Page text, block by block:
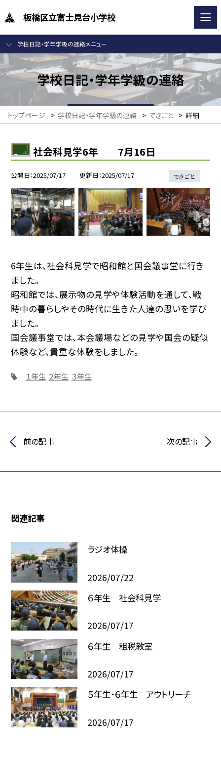
板橋区立富士見台小学校
学校日記・学年学級の連絡メニュー
学校日記・学年学級の連絡
トップページ > 学校日記・学年学級の連絡 > できごと > 詳細
社会科見学6年 7月16日
公開日 2025/07/17 更新日 2025/07/17 できごと
6年生は、社会科見学で昭和館と国会議事堂に行き
ました。
昭和館では、展示物の見学や体験活動を通して、戦
時中の暮らしやその時代に生きた人達の思いを学び
ました。
国会議事堂では、本会議場などの見学や国会の疑似
体験など、貴重な体験をしました。
１年生 ２年生 ３年生
前の記事 次の記事
関連記事
ラジオ体操
2026/07/22
６年生 社会科見学
2026/07/17
６年生 租税教室
2026/07/17
５年生・６年生 アウトリーチ
2026/07/17